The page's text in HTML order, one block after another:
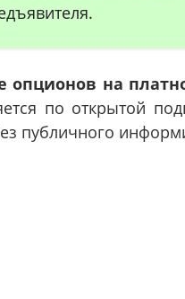
опционов на
по открытой
публичного